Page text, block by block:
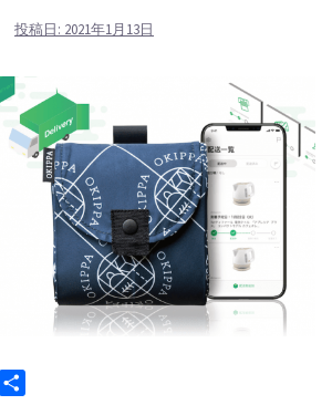
投稿日: 2021年1月13日
Line